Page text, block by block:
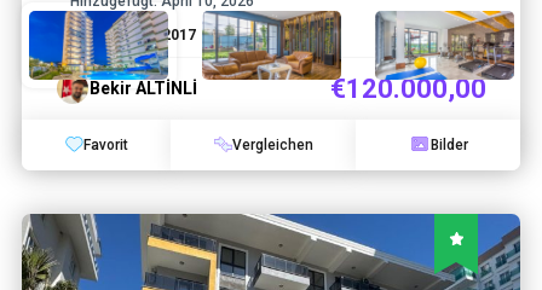
1
1 70 2017
Bekir ALTİNLİ €120.000,00
Favorit Vergleichen Bilder